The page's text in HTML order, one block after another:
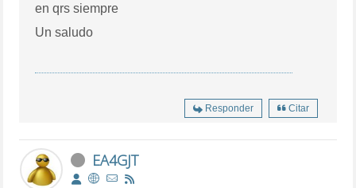
en qrs siempre
Un saludo
Responder Citar
EA4GJT